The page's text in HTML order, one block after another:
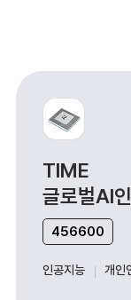
TIME
글로벌AI
456600
인공지능 개인